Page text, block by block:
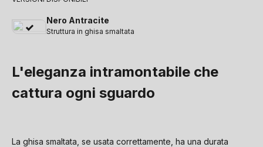
Nero Antracite
Struttura in ghisa smaltata
L'eleganza intramontabile che
cattura ogni sguardo
La ghisa smaltata, se usata correttamente, ha una durata